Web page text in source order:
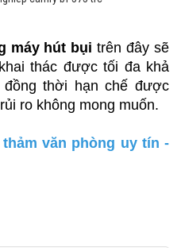
máy hút bụi trên đây sẽ
thác được tối đa khả
đồng thời hạn chế được
ro không mong muốn.
văn phòng uy tín -